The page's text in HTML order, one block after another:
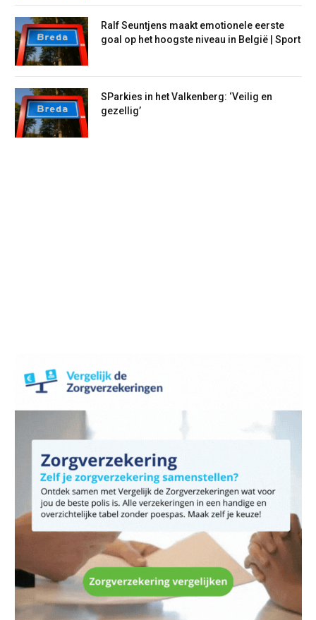
Ralf Seuntjens maakt emotionele eerste
goal op het hoogste niveau in België | Sport
SParkies in het Valkenberg: ‘Veilig en
gezellig’